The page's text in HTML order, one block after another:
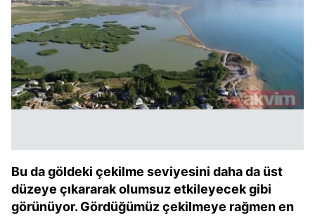
Bu da göldeki çekilme seviyesini daha da üst
düzeye çıkararak olumsuz etkileyecek gibi
görünüyor. Gördüğümüz çekilmeye rağmen en